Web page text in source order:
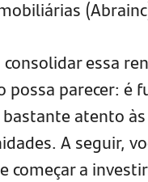
essa
possa parecer: é
atento
A seguir,
começar a